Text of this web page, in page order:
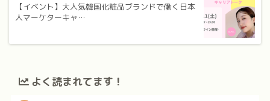
【イベント】大人気韓国化粧品ブランドで働く日本
人マーケターキャ…
よく読まれてます！